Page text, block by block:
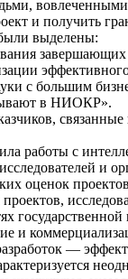
и получить
выделены:
с большим
в НИОКР».
работы с
и
оценок
и
—